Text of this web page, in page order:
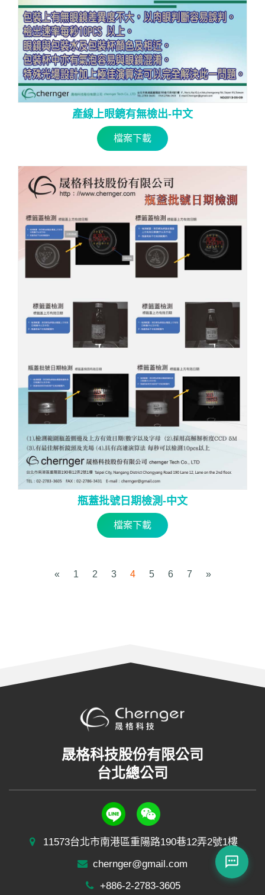
產線上眼鏡有無檢出-中文
檔案下載
瓶蓋批號日期檢測-中文
檔案下載
« 1 2 3 4 5 6 7 »
晟格科技股份有限公司
台北總公司
11573台北市南港區重陽路190巷12弄2號1樓
chernger@gmail.com
+886-2-2783-3605